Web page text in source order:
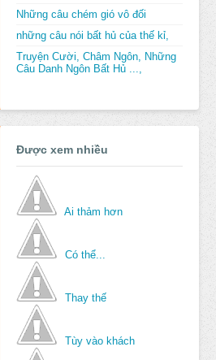
Những câu chém gió vô đối
những câu nói bất hủ của thế kỉ,
Truyện Cười, Châm Ngôn, Những
Câu Danh Ngôn Bất Hủ ...,
Được xem nhiều
Ai thảm hơn
Có thể...
Thay thế
Tùy vào khách